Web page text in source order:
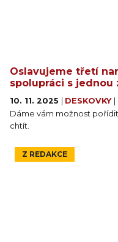
Oslavujeme třetí
spolupráci s jednou
10. 11. 2025 DESKOVKY
Dáme vám možnost
chtít.
Z REDAKCE